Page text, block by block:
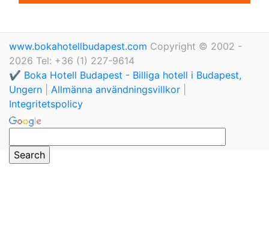
www.bokahotellbudapest.com Copyright © 2002 -
2026 Tel: +36 (1) 227-9614
✔️ Boka Hotell Budapest - Billiga hotell i Budapest,
Ungern
Allmänna användningsvillkor
Integritetspolicy